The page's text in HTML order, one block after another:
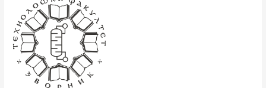
Demonstrator
Osborne-
Reynolds-
ovog
kriterijuma
(F1-